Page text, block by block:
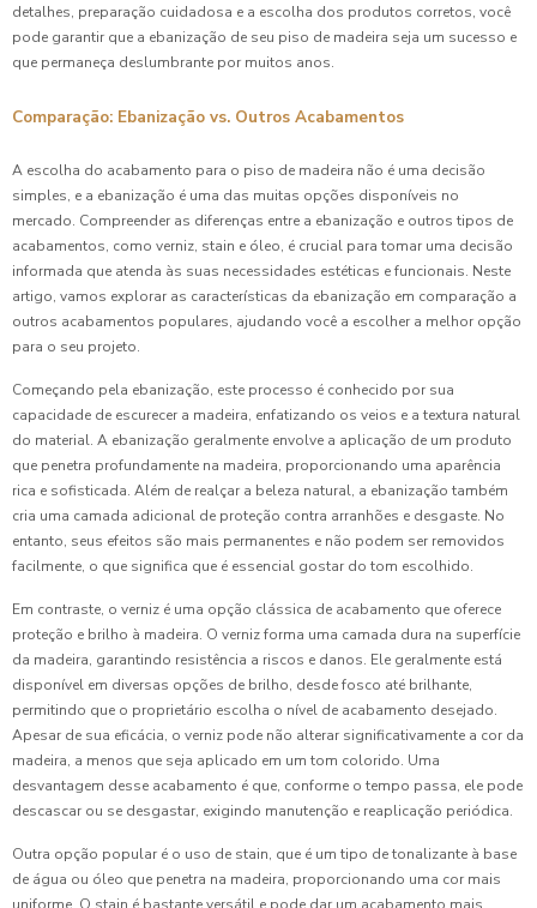
detalhes, preparação cuidadosa e a escolha dos produtos corretos, você
pode garantir que a ebanização de seu piso de madeira seja um sucesso e
que permaneça deslumbrante por muitos anos.
Comparação: Ebanização vs. Outros Acabamentos
A escolha do acabamento para o piso de madeira não é uma decisão
simples, e a ebanização é uma das muitas opções disponíveis no
mercado. Compreender as diferenças entre a ebanização e outros tipos de
acabamentos, como verniz, stain e óleo, é crucial para tomar uma decisão
informada que atenda às suas necessidades estéticas e funcionais. Neste
artigo, vamos explorar as características da ebanização em comparação a
outros acabamentos populares, ajudando você a escolher a melhor opção
para o seu projeto.
Começando pela ebanização, este processo é conhecido por sua
capacidade de escurecer a madeira, enfatizando os veios e a textura natural
do material. A ebanização geralmente envolve a aplicação de um produto
que penetra profundamente na madeira, proporcionando uma aparência
rica e sofisticada. Além de realçar a beleza natural, a ebanização também
cria uma camada adicional de proteção contra arranhões e desgaste. No
entanto, seus efeitos são mais permanentes e não podem ser removidos
facilmente, o que significa que é essencial gostar do tom escolhido.
Em contraste, o verniz é uma opção clássica de acabamento que oferece
proteção e brilho à madeira. O verniz forma uma camada dura na superfície
da madeira, garantindo resistência a riscos e danos. Ele geralmente está
disponível em diversas opções de brilho, desde fosco até brilhante,
permitindo que o proprietário escolha o nível de acabamento desejado.
Apesar de sua eficácia, o verniz pode não alterar significativamente a cor da
madeira, a menos que seja aplicado em um tom colorido. Uma
desvantagem desse acabamento é que, conforme o tempo passa, ele pode
descascar ou se desgastar, exigindo manutenção e reaplicação periódica.
Outra opção popular é o uso de stain, que é um tipo de tonalizante à base
de água ou óleo que penetra na madeira, proporcionando uma cor mais
uniforme. O stain é bastante versátil e pode dar um acabamento mais